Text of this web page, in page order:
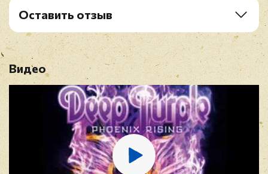
C2 Homeward Strut
D1 You Keep On Moving
D2 Stormbringer
Оставить отзыв
Имя*
Видео